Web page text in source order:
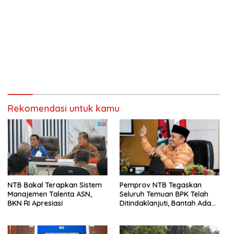
Rekomendasi untuk kamu
NTB Bakal Terapkan Sistem
Manajemen Talenta ASN,
BKN RI Apresiasi
Pemprov NTB Tegaskan
Seluruh Temuan BPK Telah
Ditindaklanjuti, Bantah Ada